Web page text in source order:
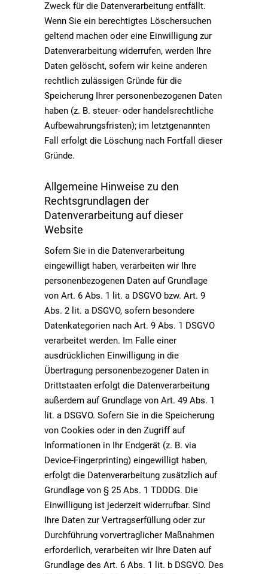
Zweck für die Datenverarbeitung entfällt.
Wenn Sie ein berechtigtes Löschersuchen
geltend machen oder eine Einwilligung zur
Datenverarbeitung widerrufen, werden Ihre
Daten gelöscht, sofern wir keine anderen
rechtlich zulässigen Gründe für die
Speicherung Ihrer personenbezogenen Daten
haben (z. B. steuer- oder handelsrechtliche
Aufbewahrungsfristen); im letztgenannten
Fall erfolgt die Löschung nach Fortfall dieser
Gründe.
Allgemeine Hinweise zu den
Rechtsgrundlagen der
Datenverarbeitung auf dieser
Website
Sofern Sie in die Datenverarbeitung
eingewilligt haben, verarbeiten wir Ihre
personenbezogenen Daten auf Grundlage
von Art. 6 Abs. 1 lit. a DSGVO bzw. Art. 9
Abs. 2 lit. a DSGVO, sofern besondere
Datenkategorien nach Art. 9 Abs. 1 DSGVO
verarbeitet werden. Im Falle einer
ausdrücklichen Einwilligung in die
Übertragung personenbezogener Daten in
Drittstaaten erfolgt die Datenverarbeitung
außerdem auf Grundlage von Art. 49 Abs. 1
lit. a DSGVO. Sofern Sie in die Speicherung
von Cookies oder in den Zugriff auf
Informationen in Ihr Endgerät (z. B. via
Device-Fingerprinting) eingewilligt haben,
erfolgt die Datenverarbeitung zusätzlich auf
Grundlage von § 25 Abs. 1 TDDDG. Die
Einwilligung ist jederzeit widerrufbar. Sind
Ihre Daten zur Vertragserfüllung oder zur
Durchführung vorvertraglicher Maßnahmen
erforderlich, verarbeiten wir Ihre Daten auf
Grundlage des Art. 6 Abs. 1 lit. b DSGVO. Des